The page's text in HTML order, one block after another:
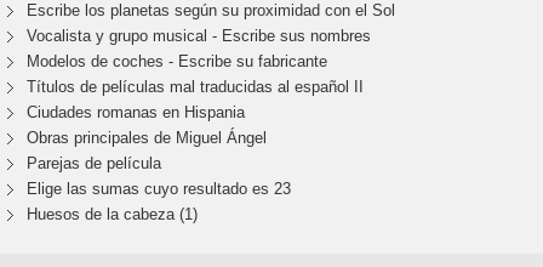
Escribe los planetas según su proximidad con el Sol
Vocalista y grupo musical - Escribe sus nombres
Modelos de coches - Escribe su fabricante
Títulos de películas mal traducidas al español II
Ciudades romanas en Hispania
Obras principales de Miguel Ángel
Parejas de película
Elige las sumas cuyo resultado es 23
Huesos de la cabeza (1)